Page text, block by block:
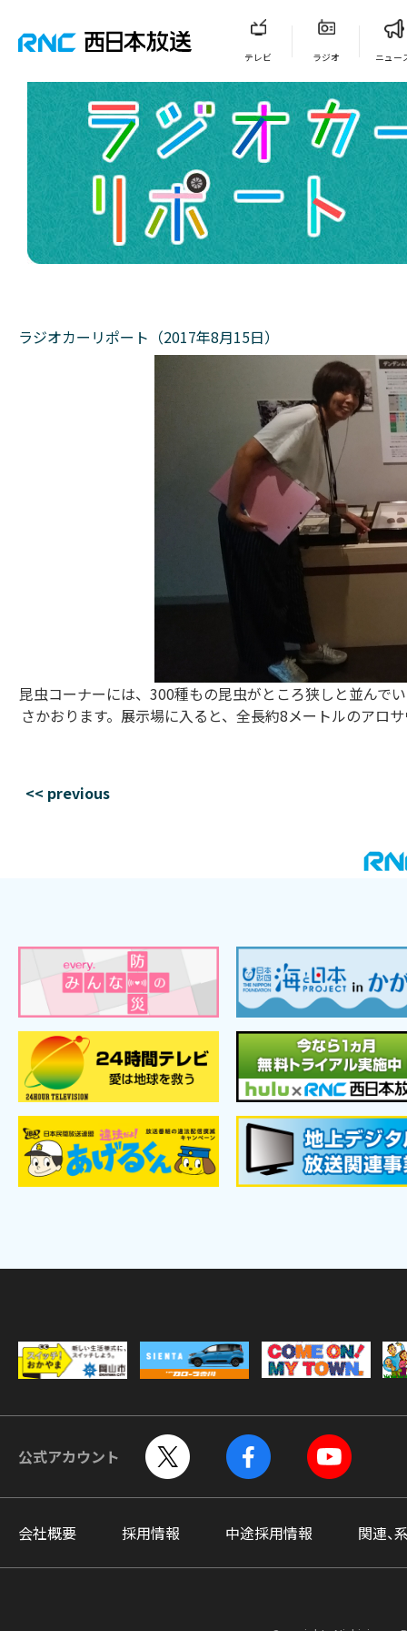
テレビ ラジオ ニュー
ラジオカーリポート（2017年8月15日）
昆虫コーナーには、300種もの昆虫がところ狭しと並ん
さかおります。展示場に入ると、全長約8メートルのアロ
<< previous
公式アカウント
会社概要 採用情報 中途採用情報 関連、